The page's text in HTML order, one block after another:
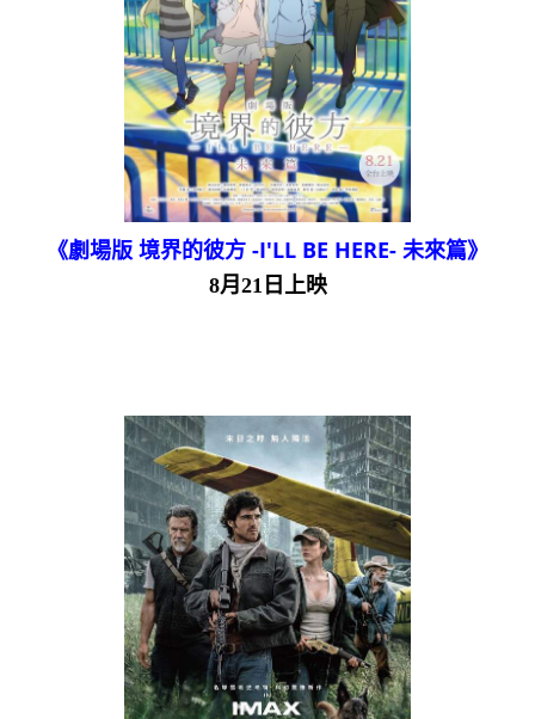
《劇場版 境界的彼方 -I'LL BE HERE- 未來篇》
8月21日上映